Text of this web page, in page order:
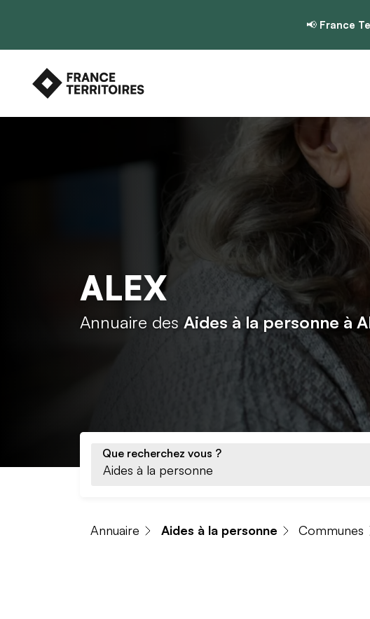
📢 France
ALEX
Annuaire des Aides à la personne à
Que recherchez vous ?
Annuaire Aides à la personne Communes